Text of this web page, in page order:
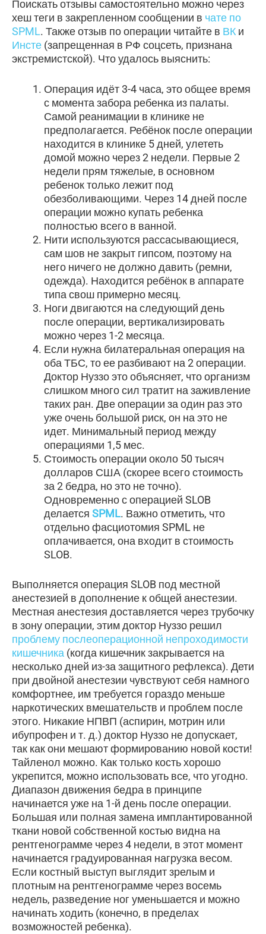
Поискать отзывы самостоятельно можно через
хеш теги в закрепленном сообщении в чате по
SPML. Также отзыв по операции читайте в ВК и
Инсте (запрещенная в РФ соцсеть, признана
экстремистской). Что удалось выяснить:
Операция идёт 3-4 часа, это общее время
с момента забора ребенка из палаты.
Самой реанимации в клинике не
предполагается. Ребёнок после операции
находится в клинике 5 дней, улететь
домой можно через 2 недели. Первые 2
недели прям тяжелые, в основном
ребенок только лежит под
обезболивающими. Через 14 дней после
операции можно купать ребенка
полностью всего в ванной.
Нити используются рассасывающиеся,
сам шов не закрыт гипсом, поэтому на
него ничего не должно давить (ремни,
одежда). Находится ребёнок в аппарате
типа свош примерно месяц.
Ноги двигаются на следующий день
после операции, вертикализировать
можно через 1-2 месяца.
Если нужна билатеральная операция на
оба ТБС, то ее разбивают на 2 операции.
Доктор Нуззо это объясняет, что организм
слишком много сил тратит на заживление
таких ран. Две операции за один раз это
уже очень большой риск, он на это не
идет. Минимальный период между
операциями 1,5 мес.
Стоимость операции около 50 тысяч
долларов США (скорее всего стоимость
за 2 бедра, но это не точно).
Одновременно с операцией SLOB
делается SPML. Важно отметить, что
отдельно фасциотомия SPML не
оплачивается, она входит в стоимость
SLOB.
Выполняется операция SLOB под местной
анестезией в дополнение к общей анестезии.
Местная анестезия доставляется через трубочку
в зону операции, этим доктор Нуззо решил
проблему послеоперационной непроходимости
кишечника (когда кишечник закрывается на
несколько дней из-за защитного рефлекса). Дети
при двойной анестезии чувствуют себя намного
комфортнее, им требуется гораздо меньше
наркотических вмешательств и проблем после
этого. Никакие НПВП (аспирин, мотрин или
ибупрофен и т. д.) доктор Нуззо не допускает,
так как они мешают формированию новой кости!
Тайленол можно. Как только кость хорошо
укрепится, можно использовать все, что угодно.
Диапазон движения бедра в принципе
начинается уже на 1-й день после операции.
Большая или полная замена имплантированной
ткани новой собственной костью видна на
рентгенограмме через 4 недели, в этот момент
начинается градуированная нагрузка весом.
Если костный выступ выглядит зрелым и
плотным на рентгенограмме через восемь
недель, разведение ног уменьшается и можно
начинать ходить (конечно, в пределах
возможностей ребенка).